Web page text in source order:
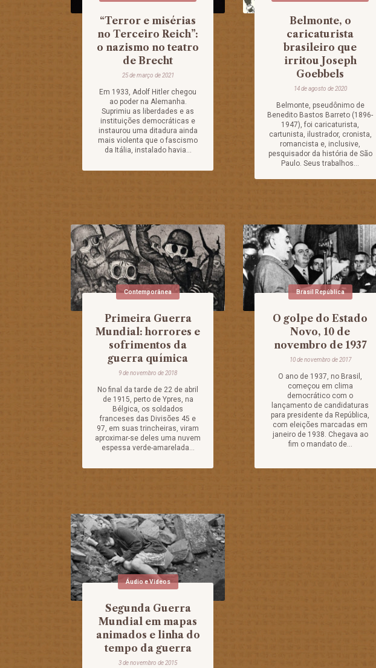
“Terror e misérias
no Terceiro Reich”:
o nazismo no teatro
de Brecht
25 de março de 2021
Em 1933, Adolf Hitler chegou
ao poder na Alemanha.
Suprimiu as liberdades e as
instituições democráticas e
instaurou uma ditadura ainda
mais violenta que o fascismo
da Itália, instalado havia...
Belmonte, o
caricaturista
brasileiro que
irritou Joseph
Goebbels
14 de agosto de 2020
Belmonte, pseudônimo de
Benedito Bastos Barreto (1896-
1947), foi caricaturista,
cartunista, ilustrador, cronista,
romancista e, inclusive,
pesquisador da história de São
Paulo. Seus trabalhos...
Contemporânea
Primeira Guerra
Mundial: horrores e
sofrimentos da
guerra química
9 de novembro de 2018
No final da tarde de 22 de abril
de 1915, perto de Ypres, na
Bélgica, os soldados
franceses das Divisões 45 e
97, em suas trincheiras, viram
aproximar-se deles uma nuvem
espessa verde-amarelada...
Brasil República
O golpe do Estado
Novo, 10 de
novembro de 1937
10 de novembro de 2017
O ano de 1937, no Brasil,
começou em clima
democrático com o
lançamento de candidaturas
para presidente da República,
com eleições marcadas em
janeiro de 1938. Chegava ao
fim o mandato de...
Áudio e Vídeos
Segunda Guerra
Mundial em mapas
animados e linha do
tempo da guerra
3 de novembro de 2015